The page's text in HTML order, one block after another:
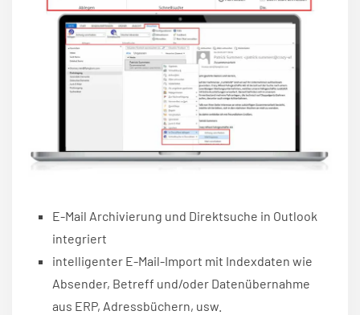
E-Mail Archivierung und Direktsuche in Outlook
integriert
intelligenter E-Mail-Import mit Indexdaten wie
Absender, Betreff und/oder Datenübernahme
aus ERP, Adressbüchern, usw.